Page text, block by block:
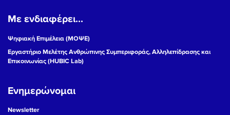
19
22
Με ενδιαφέρει...
Ψηφιακή Επιμέλεια (ΜΟΨΕ)
Εργαστήριο Μελέτης Ανθρώπινης Συμπεριφοράς, Αλληλεπίδρασης και
Επικοινωνίας (HUBIC Lab)
Ενημερώνομαι
Newsletter